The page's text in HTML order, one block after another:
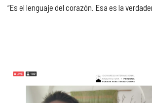
“Es el lenguaje del corazón. Esa es la